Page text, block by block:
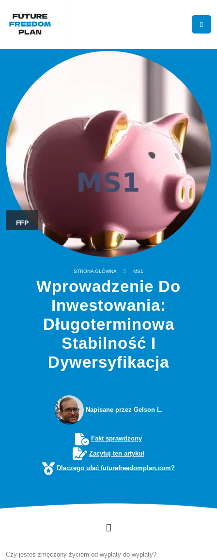
FFP
STRONA GŁÓWNA MS1
Wprowadzenie Do
Inwestowania:
Długoterminowa
Stabilność I
Dywersyfikacja
Napisane przez Gelson L.
Fakt sprawdzony
Zacytuj ten artykuł
Dlaczego ufać futurefreedomplan.com?
Czy jesteś zmęczony życiem od wypłaty do wypłaty?